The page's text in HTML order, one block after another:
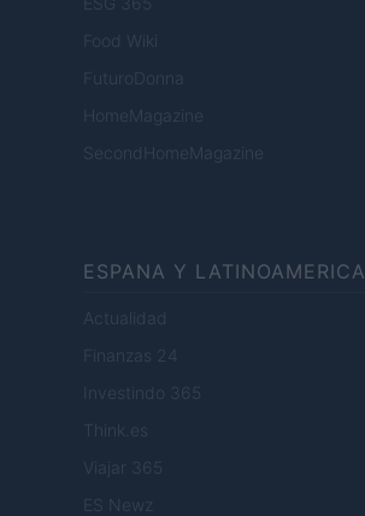
Food Wiki
FuturoDonna
HomeMagazine
SecondHomeMagazine
ESPANA Y LATINOAMERICA
Actualidad
Finanzas 24
Investindo 365
Think.es
Viajar 365
ES Newz